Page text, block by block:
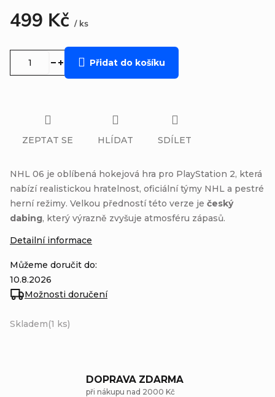
499 Kč / ks
Skladem(1 ks)
Můžeme doručit do:
10.8.2026
Možnosti doručení
Přidat do košíku
NHL 06 je oblíbená hokejová hra pro PlayStation 2, která
nabízí realistickou hratelnost, oficiální týmy NHL a pestré
herní režimy. Velkou předností této verze je český
dabing, který výrazně zvyšuje atmosféru zápasů.
Detailní informace
ZEPTAT SE HLÍDAT SDÍLET
DOPRAVA ZDARMA
při nákupu nad 2000 Kč